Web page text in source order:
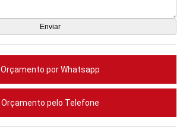
Orçamento por Whatsapp
Orçamento pelo Telefone